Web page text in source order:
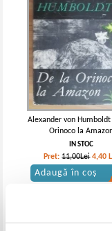
Alexander von Humboldt
Orinoco la
IN STOC
Pret:11,00Lei 4,40
Adaugă în coș